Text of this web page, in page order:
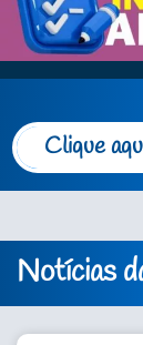
Clique
Notícias